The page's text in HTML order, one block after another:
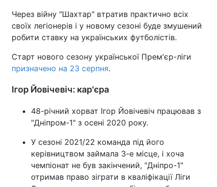
Через війну "Шахтар" втратив практично всіх
своїх легіонерів і у новому сезоні буде змушений
робити ставку на українських футболістів.
Старт нового сезону української Прем'єр-ліги
призначено на 23 серпня.
Ігор Йовічевіч: кар'єра
48-річний хорват Ігор Йовічевіч працював з
"Дніпром-1" з осені 2020 року.
У сезоні 2021/22 команда під його
керівництвом займала 3-е місце, і хоча
чемпіонат не був закінчений, "Дніпро-1"
отримав право зіграти в кваліфікації Ліги